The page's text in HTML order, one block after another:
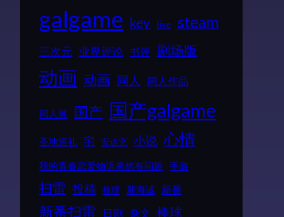
galgame key live steam
三次元 业界评论 书评 剧场版
动画 动画 同人 同人作品
同人展 国产 国产galgame
圣地巡礼 宅 安达充 小说 心情
我的青春恋爱物语果然有问题 手游
扫雷 投稿 推理 新海诚 新番
新番扫雷 日剧 杂文 棒球